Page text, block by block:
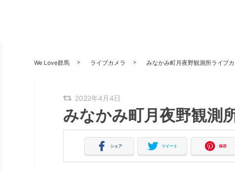
We Love群馬 ライブカメラ みなかみ町月夜野観測所ライブカ
2022年4月4日
みなかみ町月夜野観測
シェア ツイート 保存